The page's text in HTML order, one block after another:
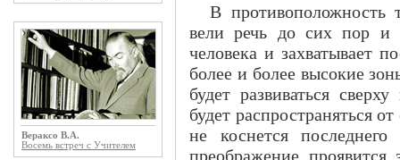
Вераксо В.А.
Восемь встреч с Учителем
В
вели речь до сих пор и
человека и захватывает
более и более высокие
будет развиваться
будет распространяться
не коснется
преображение проявится